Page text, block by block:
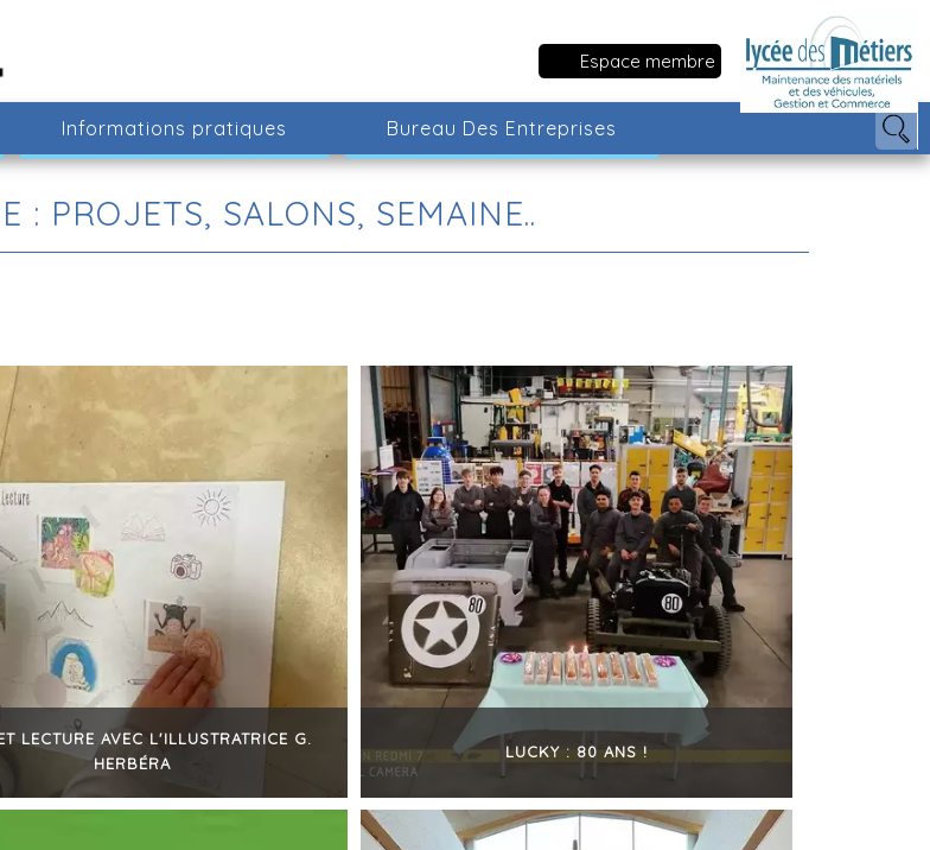
Informations pratiques Bureau Des Entreprises
Espace membre
: PROJETS, SALONS, SEMAINE..
LECTURE AVEC L'ILLUSTRATRICE G.
HERBÉRA
+
LUCKY : 80 ANS !
+